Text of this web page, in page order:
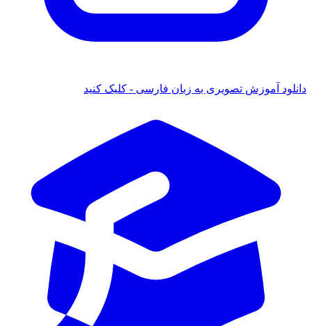
دانلود آموزش تصویری به زبان فارسی - کلیک کنید